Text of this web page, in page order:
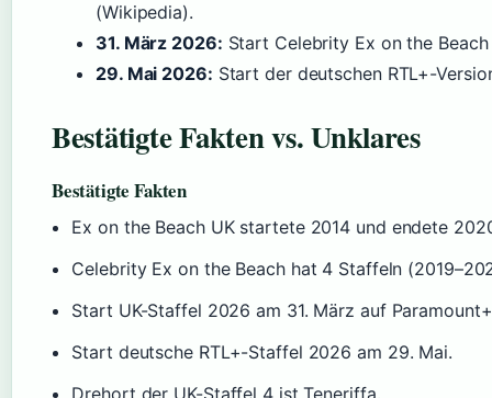
(Wikipedia).
31. März 2026: Start Celebrity Ex on the
29. Mai 2026: Start der deutschen RTL+-
Bestätigte Fakten vs. Unklares
Bestätigte Fakten
Ex on the Beach UK startete 2014 und endete
Celebrity Ex on the Beach hat 4 Staffeln
Start UK-Staffel 2026 am 31. März auf
Start deutsche RTL+-Staffel 2026 am 29. Mai.
Drehort der UK-Staffel 4 ist Teneriffa.